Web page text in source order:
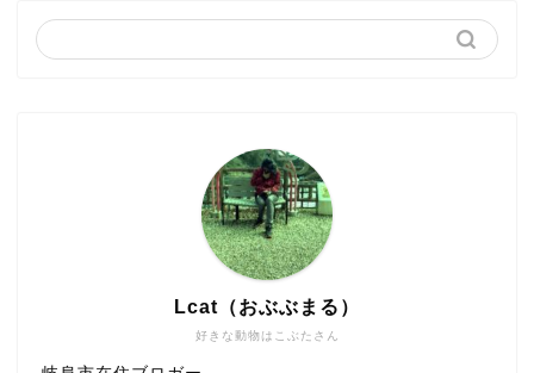
好きな動物はこぶたさん
Lcat（おぶぶまる）